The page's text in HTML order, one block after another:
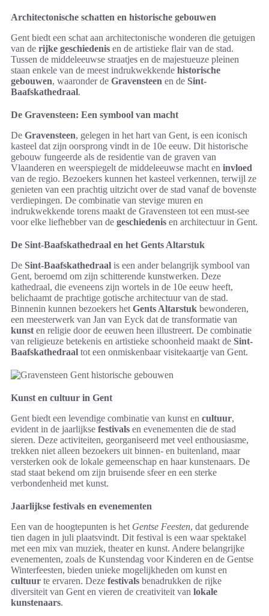
Architectonische schatten en historische gebouwen
Gent biedt een schat aan architectonische wonderen die getuigen
van de rijke geschiedenis en de artistieke flair van de stad.
Tussen de middeleeuwse straatjes en de majestueuze pleinen
staan enkele van de meest indrukwekkende historische
gebouwen, waaronder de Gravensteen en de Sint-
Baafskathedraal.
De Gravensteen: Een symbool van macht
De Gravensteen, gelegen in het hart van Gent, is een iconisch
kasteel dat zijn oorsprong vindt in de 10e eeuw. Dit historische
gebouw fungeerde als de residentie van de graven van
Vlaanderen en weerspiegelt de middeleeuwse macht en invloed
van de regio. Bezoekers kunnen het kasteel verkennen, terwijl ze
genieten van een prachtig uitzicht over de stad vanaf de bovenste
verdiepingen. De combinatie van stevige muren en
indrukwekkende torens maakt de Gravensteen tot een must-see
voor elke liefhebber van de geschiedenis en architectuur in Gent.
De Sint-Baafskathedraal en het Gents Altarstuk
De Sint-Baafskathedraal is een ander belangrijk symbool van
Gent, beroemd om zijn schitterende kunstwerken. Deze
kathedraal, die eveneens zijn wortels in de 10e eeuw heeft,
belichaamt de prachtige gotische architectuur van de stad.
Binnenin kunnen bezoekers het Gents Altarstuk bewonderen,
een meesterwerk van Jan van Eyck dat de transformatie van
kunst en religie door de eeuwen heen illustreert. De combinatie
van religieuze betekenis en artistieke schoonheid maakt de Sint-
Baafskathedraal tot een onmiskenbaar visitekaartje van Gent.
Kunst en cultuur in Gent
Gent biedt een levendige combinatie van kunst en cultuur,
evident in de jaarlijkse festivals en evenementen die de stad
sieren. Deze activiteiten, georganiseerd met veel enthousiasme,
trekken niet alleen bezoekers uit binnen- en buitenland, maar
versterken ook de lokale gemeenschap en haar kunstenaars. De
stad staat bekend om zijn bruisende sfeer en een sterke
verbondenheid met kunst.
Jaarlijkse festivals en evenementen
Een van de hoogtepunten is het Gentse Feesten, dat gedurende
tien dagen in juli plaatsvindt. Dit festival is een waar spektakel
met een mix van muziek, theater en kunst. Andere belangrijke
evenementen, zoals de Kunstendag voor Kinderen en de Gentse
Winterfeesten, bieden unieke mogelijkheden om kunst en
cultuur te ervaren. Deze festivals benadrukken de rijke
diversiteit van Gent en vieren de creativiteit van lokale
kunstenaars.